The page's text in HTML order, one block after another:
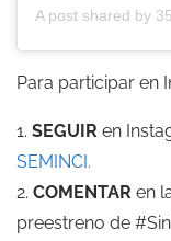
‍Para participar en
1. SEGUIR en
SEMINCI.
2. COMENTAR en
preestreno de